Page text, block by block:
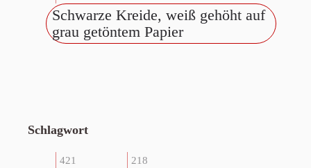
Schwarze Kreide, weiß gehöht auf
grau getöntem Papier
Schlagwort
421 218